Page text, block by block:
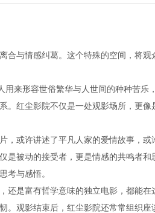
与情感纠葛。这个特殊的空间，将观
来形容世俗繁华与人世间的种种苦乐
。红尘影院不仅是一处观影场所，更像
，或许讲述了平凡人家的爱情故事，或
是被动的接受者，更是情感的共鸣者和
考与感悟。
还是富有哲学意味的独立电影，都能在
观影结束后，红尘影院还常常组织座